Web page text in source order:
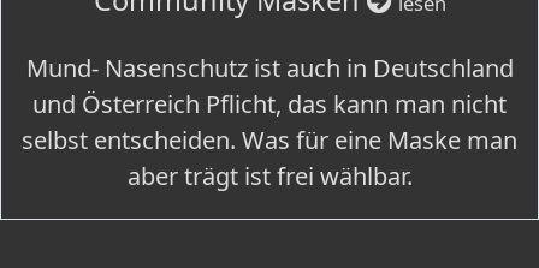
Mund- Nasenschutz ist auch in Deutschland
und Österreich Pflicht, das kann man nicht
selbst entscheiden. Was für eine Maske man
aber trägt ist frei wählbar.